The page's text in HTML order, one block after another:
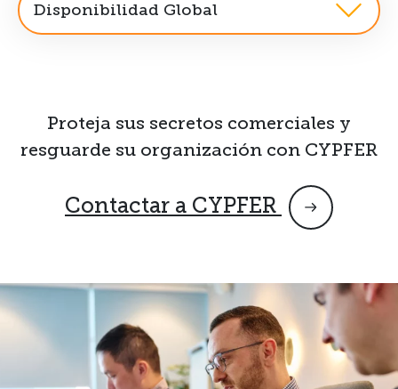
Disponibilidad Global
Proteja sus secretos comerciales y
resguarde su organización con CYPFER
Contactar a CYPFER